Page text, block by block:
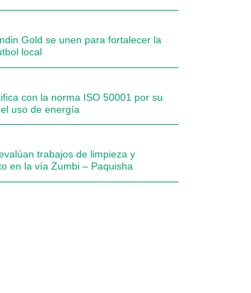
Gold se unen para fortalecer la
local
con la norma ISO 50001 por su
uso de energía
trabajos de limpieza y
en la vía Zumbi – Paquisha